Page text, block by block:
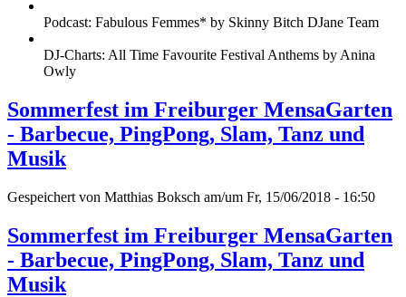
Podcast: Fabulous Femmes* by Skinny Bitch DJane Team
DJ-Charts: All Time Favourite Festival Anthems by Anina
Owly
Sommerfest im Freiburger MensaGarten
- Barbecue, PingPong, Slam, Tanz und
Musik
Gespeichert von Matthias Boksch am/um Fr, 15/06/2018 - 16:50
Sommerfest im Freiburger MensaGarten
- Barbecue, PingPong, Slam, Tanz und
Musik